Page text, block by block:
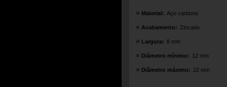
Material: Aço carbono
Acabamento: Zincado
Largura: 8 mm
Diâmetro mínimo: 12 mm
Diâmetro máximo: 22 mm